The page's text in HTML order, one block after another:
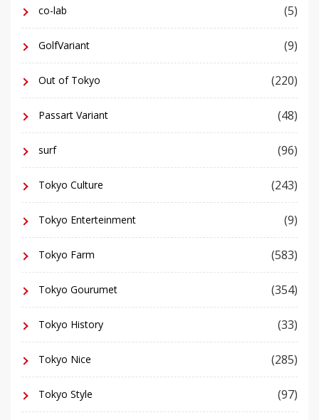
co-lab (5)
GolfVariant (9)
Out of Tokyo (220)
Passart Variant (48)
surf (96)
Tokyo Culture (243)
Tokyo Enterteinment (9)
Tokyo Farm (583)
Tokyo Gourumet (354)
Tokyo History (33)
Tokyo Nice (285)
Tokyo Style (97)